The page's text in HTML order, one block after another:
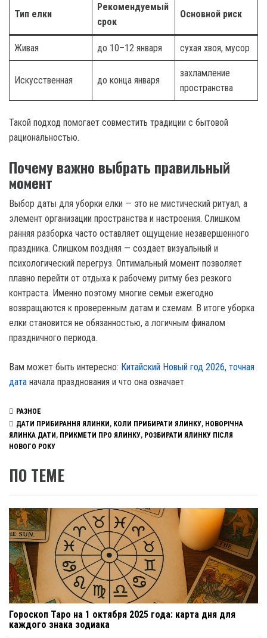
Тип елки
Рекомендуемый
срок
Основной риск
Живая до 10–12 января сухая хвоя, мусор
Искусственная до конца января
захламление
пространства
Такой подход помогает совместить традиции с бытовой
рациональностью.
Почему важно выбрать правильный
момент
Выбор даты для уборки елки — это не мистический ритуал, а
элемент организации пространства и настроения. Слишком
ранняя разборка часто оставляет ощущение незавершенного
праздника. Слишком поздняя — создает визуальный и
психологический перегруз. Оптимальный момент позволяет
плавно перейти от отдыха к рабочему ритму без резкого
контраста. Именно поэтому многие семьи ежегодно
возвращаются к проверенным датам и схемам. В итоге уборка
елки становится не обязанностью, а логичным финалом
праздничного периода.
Вам может быть интересно: Китайский Новый год 2026, точная
дата начала празднования и что она означает
РАЗНОЕ
ДАТИ ПРИБИРАННЯ ЯЛИНКИ, КОЛИ ПРИБИРАТИ ЯЛИНКУ, НОВОРІЧНА
ЯЛИНКА ДАТИ , ПРИКМЕТИ ПРО ЯЛИНКУ, РОЗБИРАТИ ЯЛИНКУ ПІСЛЯ
НОВОГО РОКУ
ПО ТЕМЕ
Гороскоп Таро на 1 октября 2025 года: карта дня для
каждого знака зодиака